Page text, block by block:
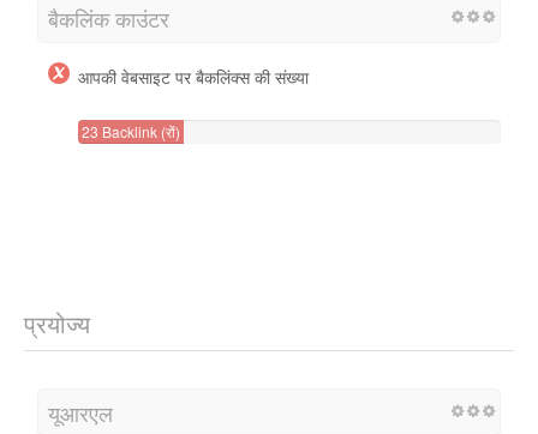
बैकलिंक काउंटर
आपकी वेबसाइट पर बैकलिंक्स की संख्या
23 Backlink (रों)
प्रयोज्य
यूआरएल